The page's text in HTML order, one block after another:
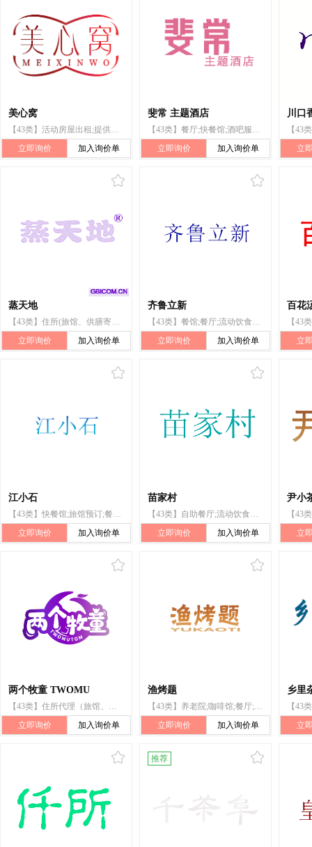
美心窝
【43类】活动房屋出租;提供野营场地设施;日间托儿所(看孩子);出租椅子、桌子、桌布和玻璃器皿
立即询价
加入询价单
斐常 主题酒店
【43类】餐厅;快餐馆;酒吧服务;茶馆;饭店;流动饮食供应;住所代理（旅馆、供膳寄宿处）;咖啡馆;自助餐厅;帐篷出租
立即询价
加入询价单
川口
立
蒸天地
【43类】住所(旅馆、供膳寄宿处);咖啡馆;自助餐厅;饭店;餐馆;快餐馆;酒吧服务;流动饮食供应;茶馆;帐篷出租
立即询价
加入询价单
齐鲁立新
【43类】餐馆;餐厅;流动饮食供应;茶馆;临时住宿的接待服务（抵达及离开的管理）;私人厨师服务;旅游房屋出租;快餐馆;备办宴席;住所代理（旅馆、供膳寄宿处）
立即询价
加入询价单
百花
立
江小石
【43类】快餐馆;旅馆预订;餐馆;流动饮食供应;烹饪设备出租;餐厅;出租椅子、桌子、桌布和玻璃器皿;饭店;活动房屋出租;咖啡馆
立即询价
加入询价单
苗家村
【43类】自助餐厅;流动饮食供应;旅游房屋出租;烹饪设备出租;饭店;备办宴席;拉面馆;饮料分配机出租;自助餐馆;出租椅子、桌子、桌布和玻璃器皿
立即询价
加入询价单
尹小
立
两个牧童 TWOMU
【43类】住所代理（旅馆、供膳寄宿处）;咖啡馆;提供野营场地设施;餐厅;饭店;酒吧服务;假日野营住宿服务;汽车旅馆;烹饪设备出租;茶馆
立即询价
加入询价单
渔烤题
【43类】养老院;咖啡馆;餐厅;饭店;日间托儿所（看孩子）;快餐馆;酒吧服务;帐篷出租;流动饮食供应;茶馆
立即询价
加入询价单
乡里
立
推荐